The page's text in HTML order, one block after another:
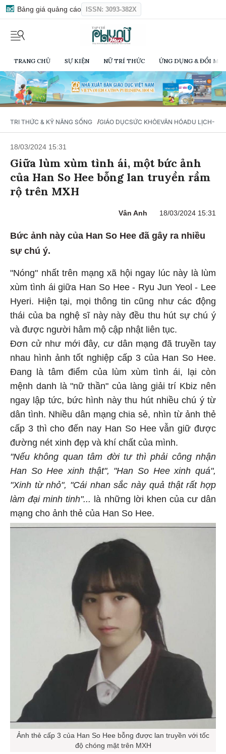
Bảng giá quảng cáo ISSN: 3093-382X
TRANG CHỦ SỰ KIỆN NỮ TRÍ THỨC ỨNG DỤNG & ĐỔI
TRI THỨC & KỸ NĂNG SỐNG /GIÁO DỤCSỨC KHỎEVĂN HÓADU LỊCH-
18/03/2024 15:31
Giữa lùm xùm tình ái, một bức ảnh
của Han So Hee bỗng lan truyền rầm
rộ trên MXH
Vân Anh 18/03/2024 15:31
Bức ảnh này của Han So Hee đã gây ra nhiều
sự chú ý.
"Nóng" nhất trên mạng xã hội ngay lúc này là lùm
xùm tình ái giữa Han So Hee - Ryu Jun Yeol - Lee
Hyeri. Hiện tại, mọi thông tin cũng như các động
thái của ba nghệ sĩ này này đều thu hút sự chú ý
và được người hâm mộ cập nhật liên tục.
Đơn cử như mới đây, cư dân mạng đã truyền tay
nhau hình ảnh tốt nghiệp cấp 3 của Han So Hee.
Đang là tâm điểm của lùm xùm tình ái, lại còn
mệnh danh là "nữ thần" của làng giải trí Kbiz nên
ngay lập tức, bức hình này thu hút nhiều chú ý từ
dân tình. Nhiều dân mạng chia sẻ, nhìn từ ảnh thẻ
cấp 3 thì cho đến nay Han So Hee vẫn giữ được
đường nét xinh đẹp và khí chất của mình.
"Nếu không quan tâm đời tư thì phải công nhận
Han So Hee xinh thật", "Han So Hee xinh quá",
"Xinh từ nhỏ", "Cái nhan sắc này quả thật rất hợp
làm đại minh tinh"... là những lời khen của cư dân
mạng cho ảnh thẻ của Han So Hee.
Ảnh thẻ cấp 3 của Han So Hee bỗng được lan truyền với tốc
độ chóng mặt trên MXH